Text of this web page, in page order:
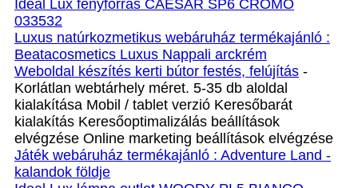
Ideal Lux fényforrás CAESAR SP6 CROMO
033532
Luxus natúrkozmetikus webáruház termékajánló :
Beatacosmetics Luxus Nappali arckrém
Weboldal készítés kerti bútor festés, felújítás -
Korlátlan webtárhely méret. 5-35 db aloldal
kialakítása Mobil / tablet verzió Keresőbarát
kialakítás Keresőoptimalizálás beállítások
elvégzése Online marketing beállítások elvégzése
Játék webáruház termékajánló : Adventure Land -
kalandok földje